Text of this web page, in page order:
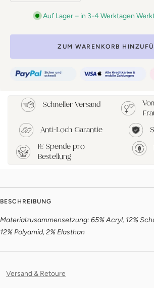
Auf Lager – in 3-4 Werktagen
ZUM WARENKORB
Schneller Versand
Anti-Loch Garantie
1€ Spende pro
Bestellung
BESCHREIBUNG
Materialzusammensetzung: 65% Acryl, 12%
12% Polyamid, 2% Elasthan
Versand & Retoure